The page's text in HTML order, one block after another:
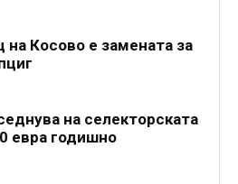
на Косово е замената за
на селекторската
евра годишно